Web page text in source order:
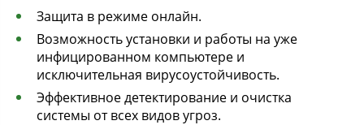
Защита в режиме онлайн.
Возможность установки и работы на уже
инфицированном компьютере и
исключительная вирусоустойчивость.
Эффективное детектирование и очистка
системы от всех видов угроз.